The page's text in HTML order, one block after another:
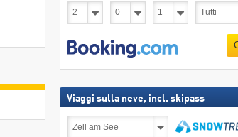
Viaggi sulla neve, incl. skipass
sulla